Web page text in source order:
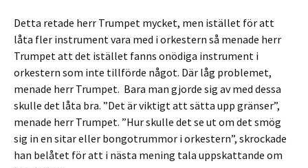
Detta retade herr Trumpet mycket, men istället för att
låta fler instrument vara med i orkestern så menade herr
Trumpet att det istället fanns onödiga instrument i
orkestern som inte tillförde något. Där låg problemet,
menade herr Trumpet. Bara man gjorde sig av med dessa
skulle det låta bra. ”Det är viktigt att sätta upp gränser”,
menade herr Trumpet. ”Hur skulle det se ut om det smög
sig in en sitar eller bongotrummor i orkestern”, skrockade
han belåtet för att i nästa mening tala uppskattande om